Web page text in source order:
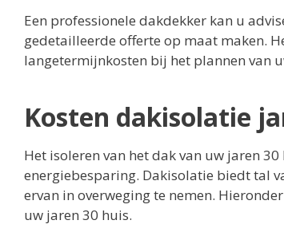
Een professionele dakdekker kan u
gedetailleerde offerte op maat maken.
langetermijnkosten bij het plannen van
Kosten dakisolatie
Het isoleren van het dak van uw jaren
energiebesparing. Dakisolatie biedt tal
ervan in overweging te nemen.
uw jaren 30 huis.